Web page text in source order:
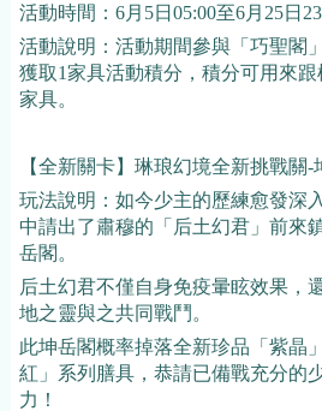
活動時間：6月5日05:00至6月25日
活動說明：活動期間參與「巧聖閣
獲取1家具活動積分，積分可用來
家具。
【全新關卡】琳琅幻境全新挑戰關-
玩法說明：如今少主的歷練愈發深
中請出了肅穆的「后土幻君」前來
岳閣。
后土幻君不僅自身免疫暈眩效果，
地之靈與之共同戰鬥。
此坤岳閣概率掉落全新珍品「紫晶
紅」系列膳具，恭請已備戰充分的
力！